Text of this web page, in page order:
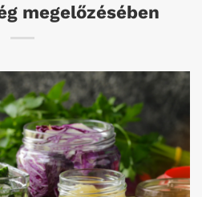
megelőzésében